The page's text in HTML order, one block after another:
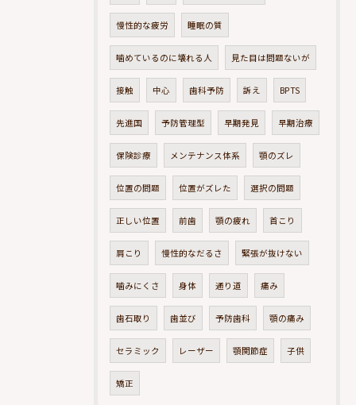
慢性的な疲労 睡眠の質
噛めているのに壊れる人 見た目は問題ないが
接触 中心 歯科予防 訴え BPTS
先進国 予防管理型 早期発見 早期治療
保険診療 メンテナンス体系 顎のズレ
位置の問題 位置がズレた 選択の問題
正しい位置 前歯 顎の疲れ 首こり
肩こり 慢性的なだるさ 緊張が抜けない
噛みにくさ 身体 通り道 痛み
歯石取り 歯並び 予防歯科 顎の痛み
セラミック レーザー 顎関節症 子供
矯正